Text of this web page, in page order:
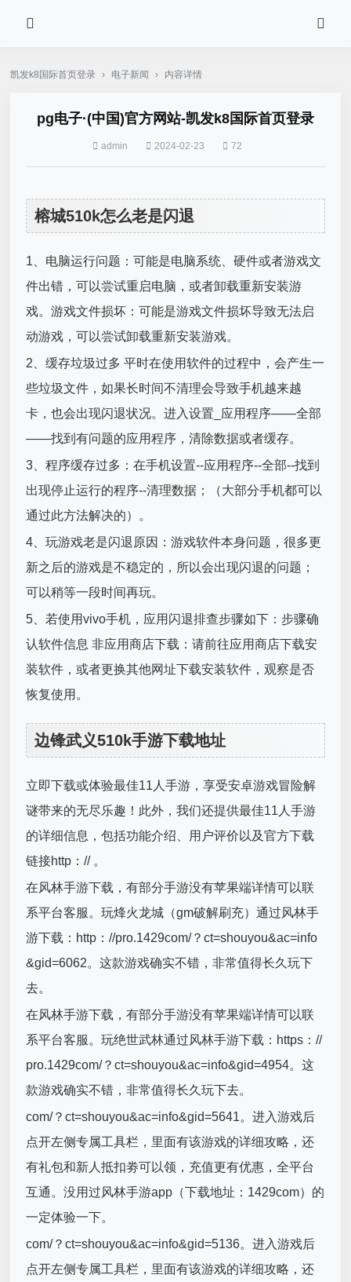
凯发k8国际首页登录 › 电子新闻 › 内容详情
pg电子·(中国)官方网站-凯发k8国际首页登录
admin 2024-02-23 72
榕城510k怎么老是闪退
1、电脑运行问题：可能是电脑系统、硬件或者游戏文
件出错，可以尝试重启电脑，或者卸载重新安装游
戏。游戏文件损坏：可能是游戏文件损坏导致无法启
动游戏，可以尝试卸载重新安装游戏。
2、缓存垃圾过多 平时在使用软件的过程中，会产生一
些垃圾文件，如果长时间不清理会导致手机越来越
卡，也会出现闪退状况。进入设置_应用程序——全部
——找到有问题的应用程序，清除数据或者缓存。
3、程序缓存过多：在手机设置--应用程序--全部--找到
出现停止运行的程序--清理数据；（大部分手机都可以
通过此方法解决的）。
4、玩游戏老是闪退原因：游戏软件本身问题，很多更
新之后的游戏是不稳定的，所以会出现闪退的问题；
可以稍等一段时间再玩。
5、若使用vivo手机，应用闪退排查步骤如下：步骤确
认软件信息 非应用商店下载：请前往应用商店下载安
装软件，或者更换其他网址下载安装软件，观察是否
恢复使用。
边锋武义510k手游下载地址
立即下载或体验最佳11人手游，享受安卓游戏冒险解
谜带来的无尽乐趣！此外，我们还提供最佳11人手游
的详细信息，包括功能介绍、用户评价以及官方下载
链接http：// 。
在风林手游下载，有部分手游没有苹果端详情可以联
系平台客服。玩烽火龙城（gm破解刷充）通过风林手
游下载：http：//pro.1429com/？ct=shouyou&ac=info
&gid=6062。这款游戏确实不错，非常值得长久玩下
去。
在风林手游下载，有部分手游没有苹果端详情可以联
系平台客服。玩绝世武林通过风林手游下载：https：//
pro.1429com/？ct=shouyou&ac=info&gid=4954。这
款游戏确实不错，非常值得长久玩下去。
com/？ct=shouyou&ac=info&gid=5641。进入游戏后
点开左侧专属工具栏，里面有该游戏的详细攻略，还
有礼包和新人抵扣劵可以领，充值更有优惠，全平台
互通。没用过风林手游app（下载地址：1429com）的
一定体验一下。
com/？ct=shouyou&ac=info&gid=5136。进入游戏后
点开左侧专属工具栏，里面有该游戏的详细攻略，还